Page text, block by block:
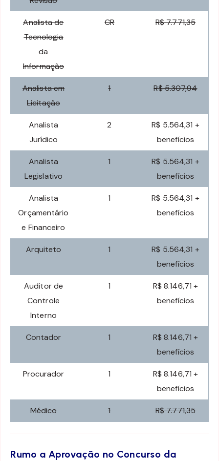
Analista de
Tecnologia
da
Informação
CR R$ 7.771,35
Analista em
Licitação
1 R$ 5.307,94
Analista
Jurídico
2
R$ 5.564,31 +
benefícios
Analista
Legislativo
1
R$ 5.564,31 +
benefícios
Analista
Orçamentário
e Financeiro
1
R$ 5.564,31 +
benefícios
Arquiteto 1
R$ 5.564,31 +
benefícios
Auditor de
Controle
Interno
1
R$ 8.146,71 +
benefícios
Contador 1
R$ 8.146,71 +
benefícios
Procurador 1
R$ 8.146,71 +
benefícios
Médico 1 R$ 7.771,35
Rumo a Aprovação no Concurso da